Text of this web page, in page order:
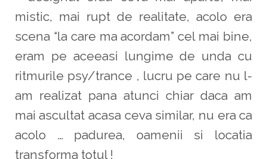
mistic, mai rupt de realitate, acolo era
scena “la care ma acordam” cel mai bine,
eram pe aceeasi lungime de unda cu
ritmurile psy/trance , lucru pe care nu l-
am realizat pana atunci chiar daca am
mai ascultat acasa ceva similar, nu era ca
acolo … padurea, oamenii si locatia
transforma totul !